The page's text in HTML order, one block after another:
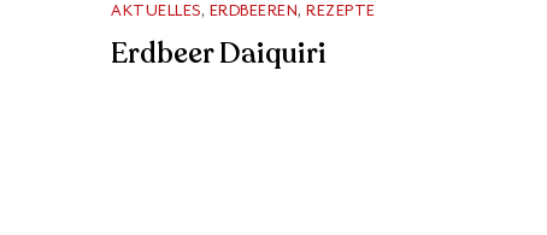
AKTUELLES, ERDBEEREN, REZEPTE
Erdbeer Daiquiri